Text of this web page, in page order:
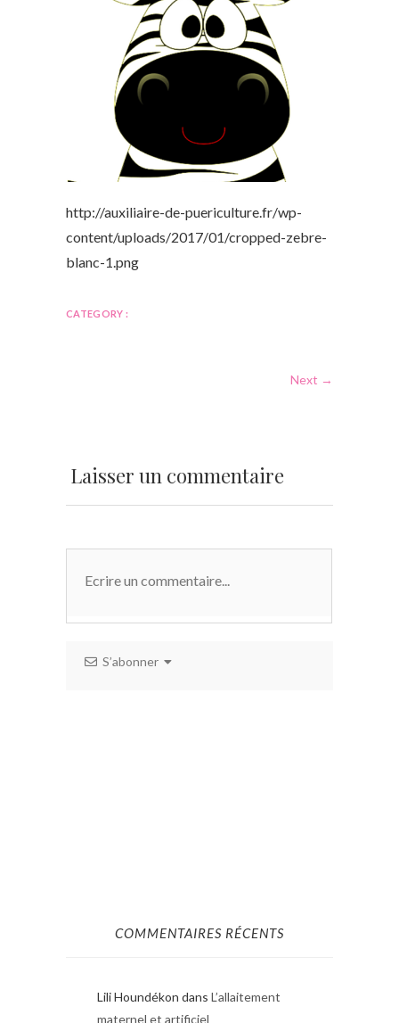
http://auxiliaire-de-puericulture.fr/wp-
content/uploads/2017/01/cropped-zebre-
blanc-1.png
CATEGORY :
Next →
Laisser un commentaire
S’abonner
COMMENTAIRES RÉCENTS
Lili Houndékon dans L’allaitement
maternel et artificiel